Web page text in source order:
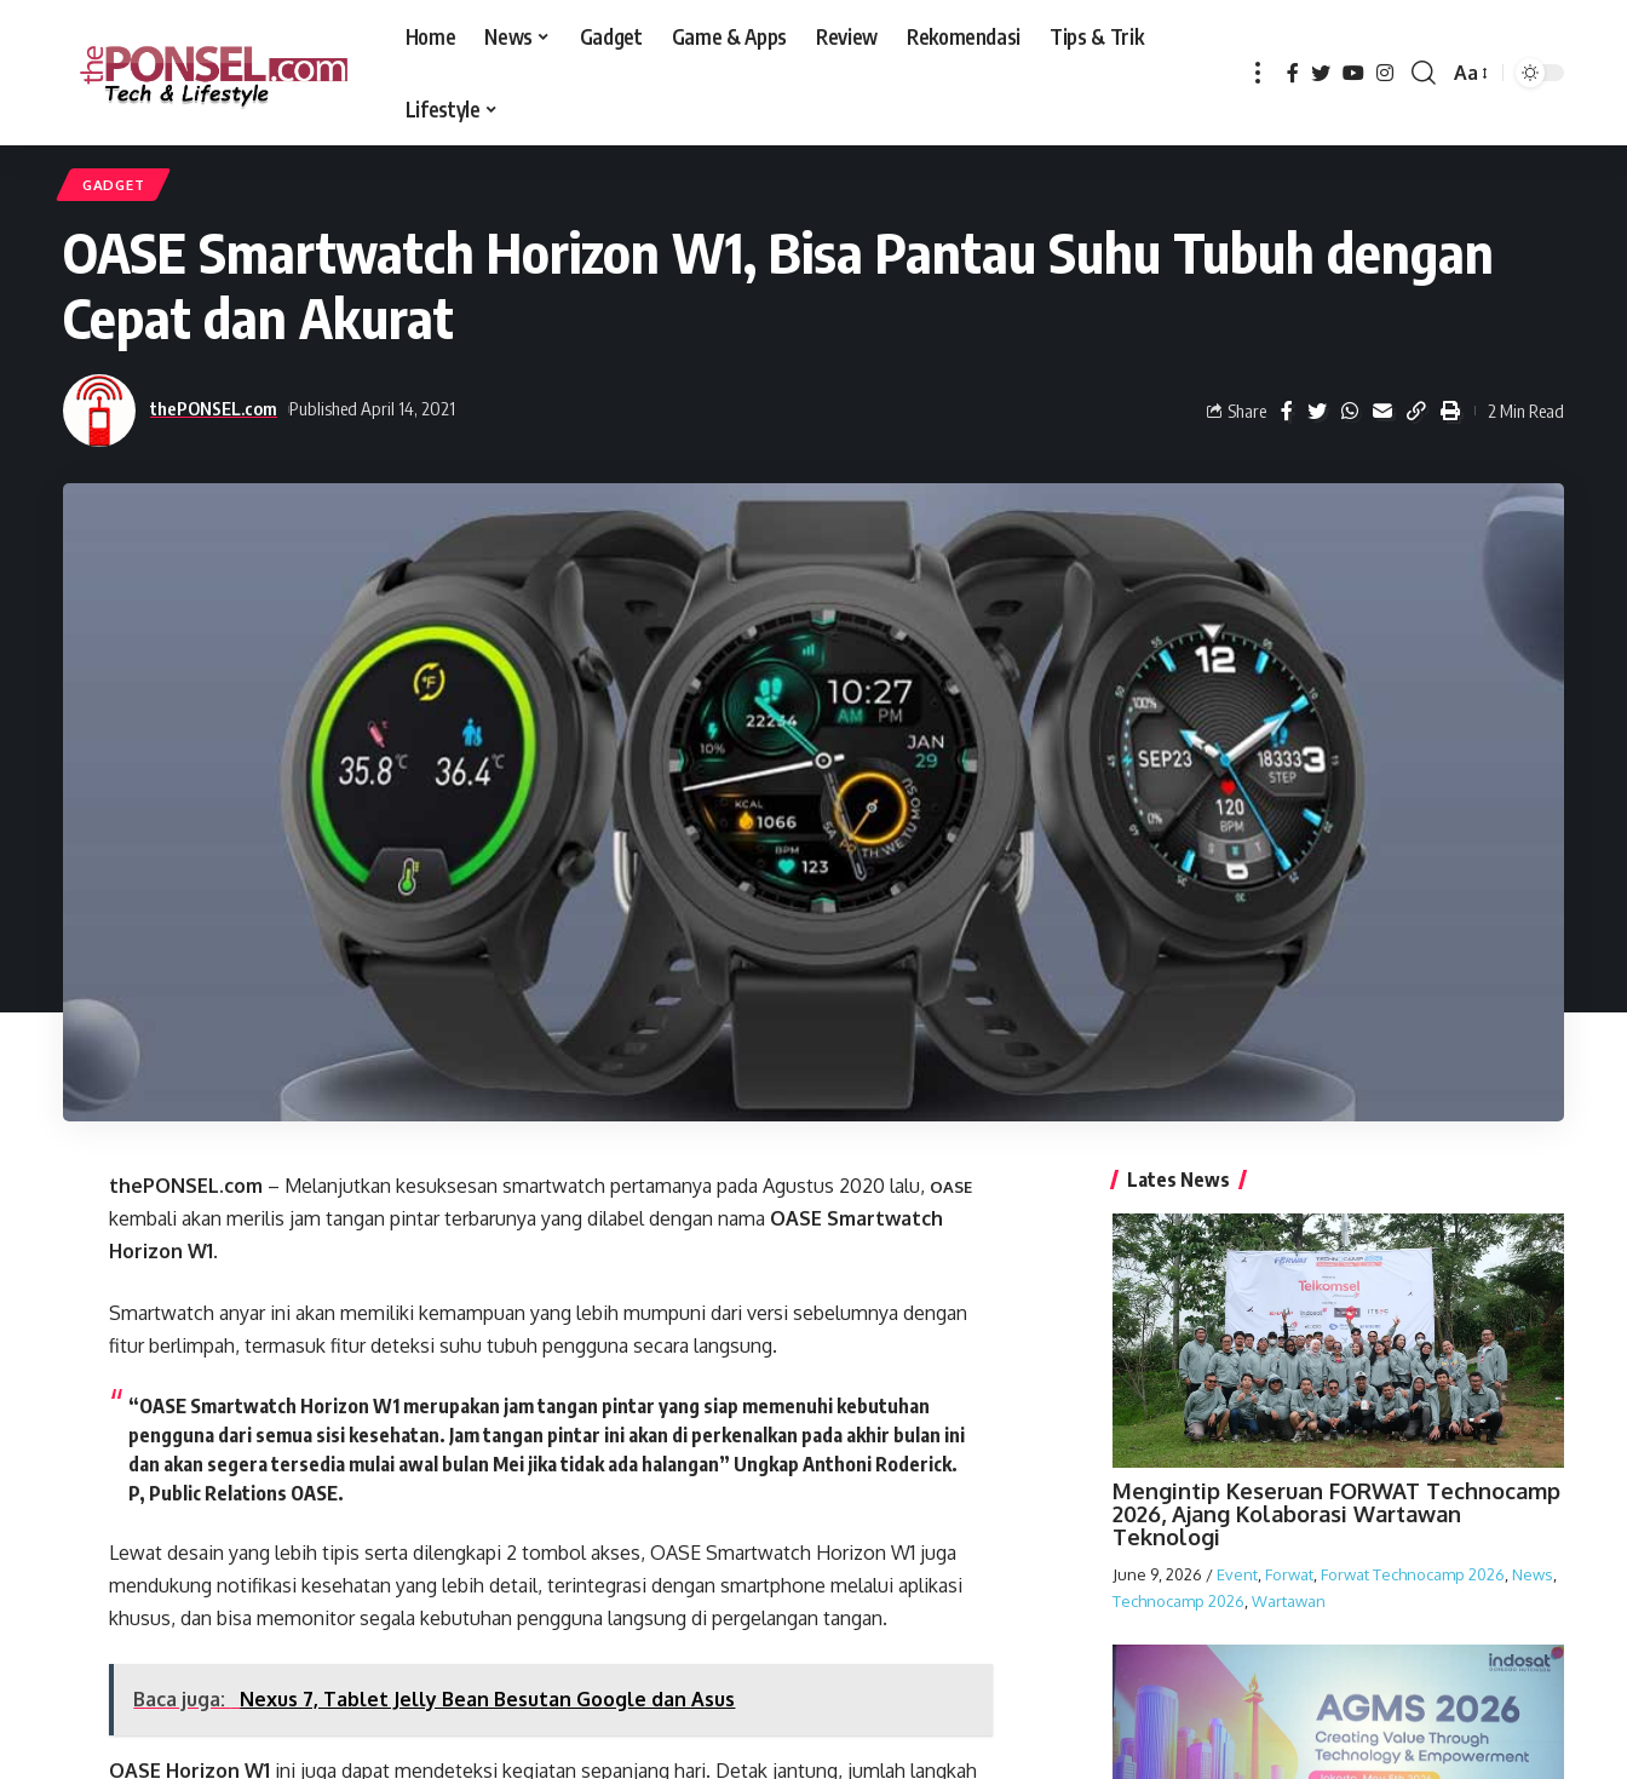
Home News Gadget Game & Apps Review Rekomendasi Tips & Trik
Lifestyle
Aa
GADGET
OASE Smartwatch Horizon W1, Bisa Pantau Suhu Tubuh dengan
Cepat dan Akurat
thePONSEL.com Published April 14, 2021 Share 2 Min Read
thePONSEL.com – Melanjutkan kesuksesan smartwatch pertamanya pada Agustus 2020 lalu, OASE
kembali akan merilis jam tangan pintar terbarunya yang dilabel dengan nama OASE Smartwatch
Horizon W1.
Smartwatch anyar ini akan memiliki kemampuan yang lebih mumpuni dari versi sebelumnya dengan
fitur berlimpah, termasuk fitur deteksi suhu tubuh pengguna secara langsung.
“OASE Smartwatch Horizon W1 merupakan jam tangan pintar yang siap memenuhi kebutuhan
pengguna dari semua sisi kesehatan. Jam tangan pintar ini akan di perkenalkan pada akhir bulan ini
dan akan segera tersedia mulai awal bulan Mei jika tidak ada halangan” UngkapAnthoni Roderick.
P, Public Relations OASE.
Lewat desain yang lebih tipis serta dilengkapi 2 tombol akses, OASE Smartwatch Horizon W1 juga
mendukung notifikasi kesehatan yang lebih detail, terintegrasi dengan smartphone melalui aplikasi
khusus, dan bisa memonitor segala kebutuhan pengguna langsung di pergelangan tangan.
Baca juga: Nexus 7, Tablet Jelly Bean Besutan Google dan Asus
OASE Horizon W1 ini juga dapat mendeteksi kegiatan sepanjang hari. Detak jantung, jumlah langkah
Lates News
Mengintip Keseruan FORWAT Technocamp
2026, Ajang Kolaborasi Wartawan
Teknologi
June 9, 2026 /Event,Forwat,Forwat Technocamp 2026,News,
Technocamp 2026,Wartawan